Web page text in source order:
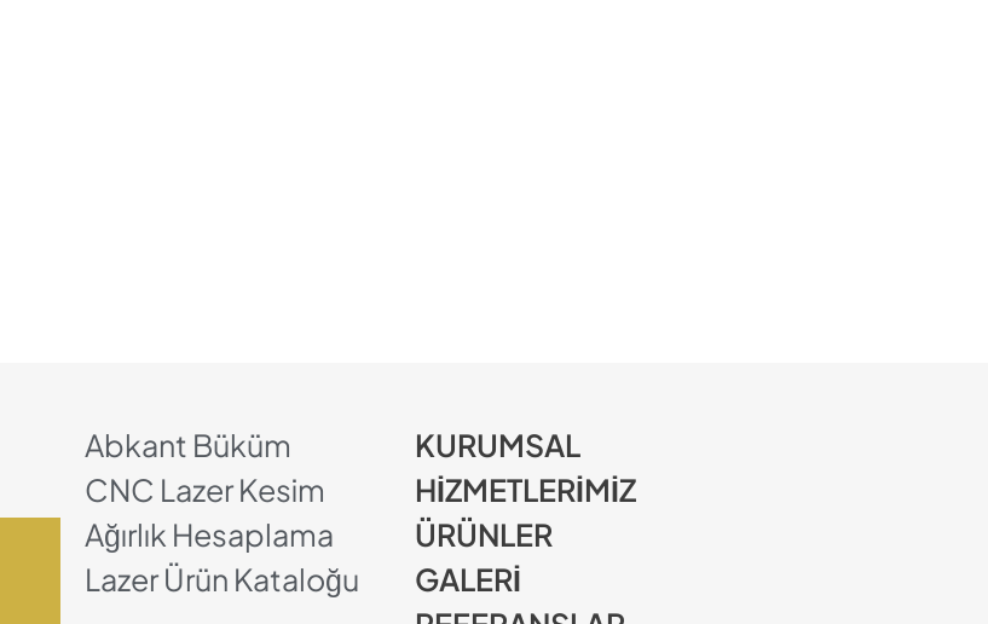
Abkant Büküm
CNC Lazer Kesim
Ağırlık Hesaplama
Lazer Ürün Kataloğu
KURUMSAL
HİZMETLERİMİZ
ÜRÜNLER
GALERİ